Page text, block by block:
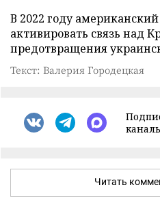
В 2022 году
активировать связь над
предотвращения
Текст: Валерия Городецкая
Читать